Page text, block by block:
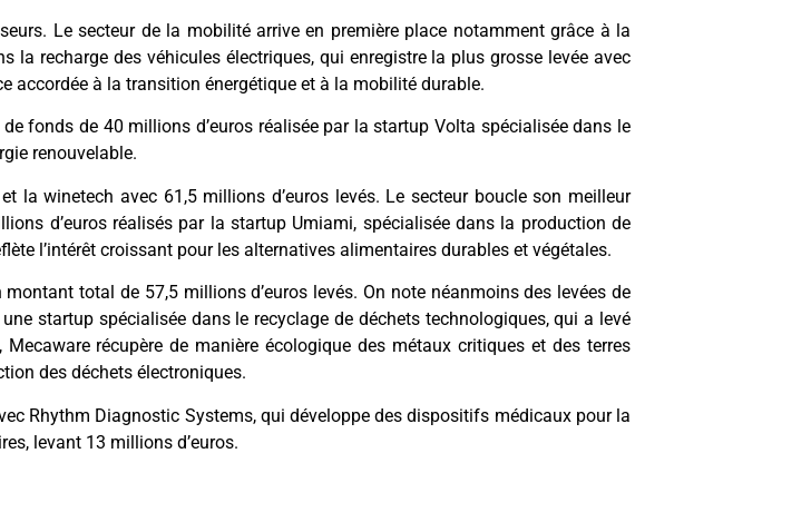
Le secteur de la mobilité arrive en première place notamment grâce à la
recharge des véhicules électriques, qui enregistre la plus grosse levée avec
accordée à la transition énergétique et à la mobilité durable.
fonds de 40 millions d’euros réalisée par la startup Volta spécialisée dans le
renouvelable.
la winetech avec 61,5 millions d’euros levés. Le secteur boucle son meilleur
d’euros réalisés par la startup Umiami, spécialisée dans la production de
l’intérêt croissant pour les alternatives alimentaires durables et végétales.
total de 57,5 millions d’euros levés. On note néanmoins des levées de
startup spécialisée dans le recyclage de déchets technologiques, qui a levé
récupère de manière écologique des métaux critiques et des terres
des déchets électroniques.
Rhythm Diagnostic Systems, qui développe des dispositifs médicaux pour la
levant 13 millions d’euros.